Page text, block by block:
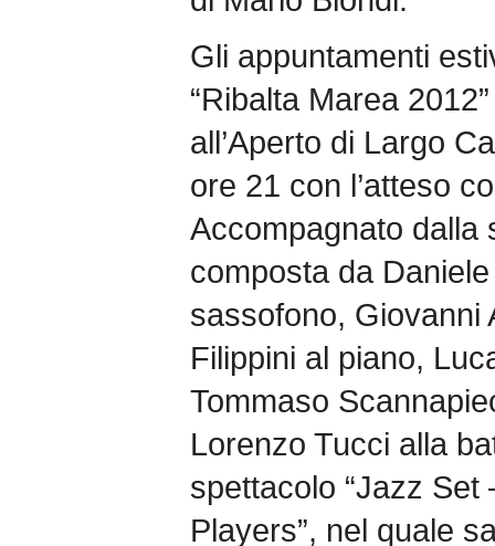
Gli appuntamenti
“Ribalta Marea
all’Aperto di Largo
ore 21 con l’atteso
Accompagnato dalla
composta da
sassofono, Giovanni
Filippini al piano,
Tommaso
Lorenzo Tucci alla
spettacolo “Jazz Set
Players”, nel quale